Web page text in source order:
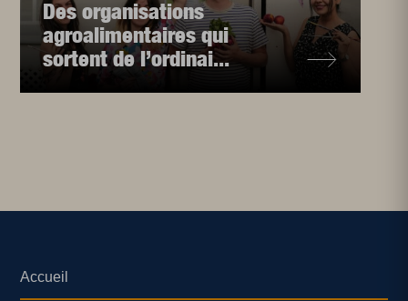
Des organisations
agroalimentaires qui
sortent de l’ordinai...
Accueil